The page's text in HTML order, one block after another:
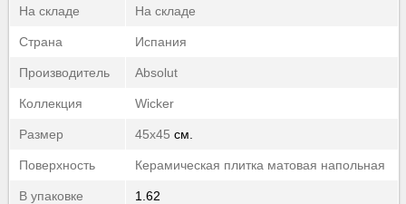
110-120
На складе На складе
Страна Испания
Производитель Absolut
Коллекция Wicker
Размер 45x45 см.
Поверхность Керамическая плитка матовая напольная
В упаковке 1.62